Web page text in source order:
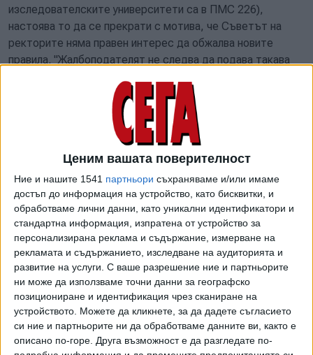
Ценим вашата поверителност
Ние и нашите 1541 партньори съхраняваме и/или имаме
достъп до информация на устройство, като бисквитки, и
обработваме лични данни, като уникални идентификатори и
стандартна информация, изпратена от устройство за
персонализирана реклама и съдържание, измерване на
рекламата и съдържанието, изследване на аудиторията и
развитие на услуги. С ваше разрешение ние и партньорите
ни може да използваме точни данни за географско
позициониране и идентификация чрез сканиране на
устройството. Можете да кликнете, за да дадете съгласието
си ние и партньорите ни да обработваме данните ви, както е
описано по-горе. Друга възможност е да разгледате по-
изследователските университети са в ПМС 226),
настоява то да се прекрати с мотива, че Съветът на
ректорите няма правен интерес да обжалва новите
правила. "Жалбоподателят не следва да подава такава
легитимация имат съответните членове, попадащи към
Съвета на ректорите, но не и самото сдружение, тъй
като засяга съвсем други права и задължения.
тази връзка е изцяло недопустима, поради което
считам, че не трябва да се дава ход на делото, а
същото следва да се прекрати, поради липса на правен
интерес", заявява юристконсултът на МС.
От Съвета на ректорите остро възразяват срещу
подобно становище, изтъквайки текст от закона за
висшето образование, уреждащ статута и
правомощията му. Той ясно казва, че орган за
изразяване на общите интереси на висшите училища
пред държавните органи и за даване на становища и
предложения е именно Съветът на ректорите. Оттам
изтъкват, че досега са били членове на комисията,